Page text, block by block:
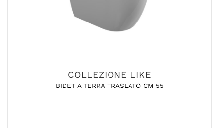
COLLEZIONE LIKE
BIDET A TERRA TRASLATO CM 55